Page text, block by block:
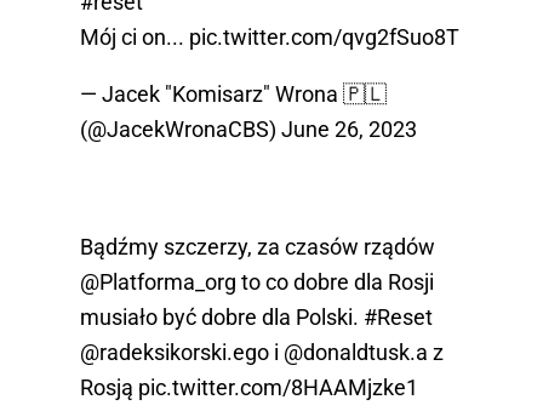
Mój ci on... pic.twitter.com/qvg2fSuo8T
— Jacek "Komisarz" Wrona 🇵🇱
(@JacekWronaCBS) June 26, 2023
Bądźmy szczerzy, za czasów rządów
@Platforma_org to co dobre dla Rosji
musiało być dobre dla Polski. #Reset
@radeksikorski.ego i @donaldtusk.a z
Rosją pic.twitter.com/8HAAMjzke1